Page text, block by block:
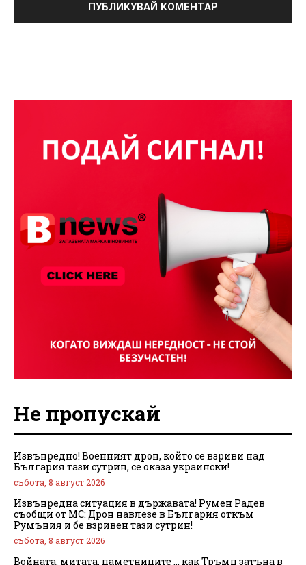
Не пропускай
Извънредно! Военният дрон, който се взриви над
България тази сутрин, се оказа украински!
събота, 8 август 2026
Извънредна ситуация в държавата! Румен Радев
съобщи от МС: Дрон навлезе в България откъм
Румъния и бе взривен тази сутрин!
събота, 8 август 2026
Войната, митата, паметниците … как Тръмп затъна в